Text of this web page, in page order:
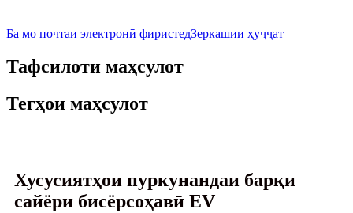
Ба мо почтаи электронӣ фиристедЗеркашии ҳуҷҷат
Тафсилоти маҳсулот
Тегҳои маҳсулот
Хусусиятҳои пуркунандаи барқи
сайёри бисёрсоҳавӣ EV